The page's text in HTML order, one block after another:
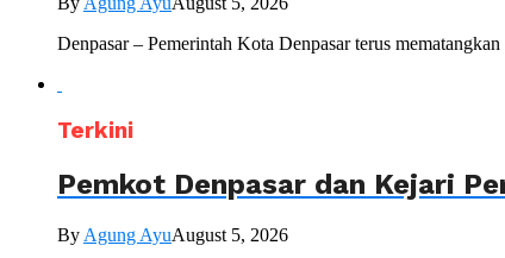
Denpasar – Pemerintah Kota Denpasar terus
Terkini
Pemkot Denpasar dan Kejari
By Agung AyuAugust 5, 2026